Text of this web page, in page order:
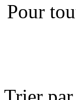
Pour